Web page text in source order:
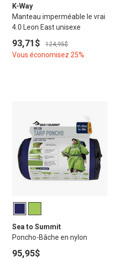
K-Way
Manteau imperméable le vrai
4.0 Leon East unisexe
93,71$ 124,95$
Vous économisez 25%
Sea to Summit
Poncho-Bâche en nylon
95,95$